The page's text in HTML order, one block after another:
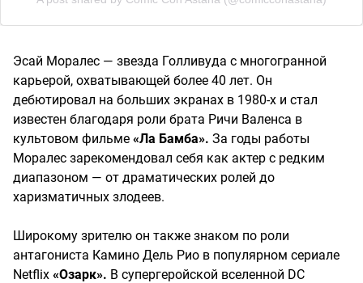
Эсай Моралес — звезда Голливуда с многогранной
карьерой, охватывающей более 40 лет. Он
дебютировал на больших экранах в 1980-х и стал
известен благодаря роли брата Ричи Валенса в
культовом фильме «Ла Бамба». За годы работы
Моралес зарекомендовал себя как актер с редким
диапазоном — от драматических ролей до
харизматичных злодеев.
Широкому зрителю он также знаком по роли
антагониста Камино Дель Рио в популярном сериале
Netflix «Озарк». В супергеройской вселенной DC